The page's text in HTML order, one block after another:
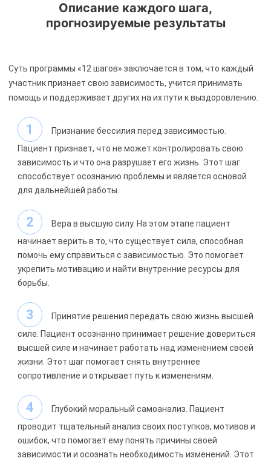
Описание каждого шага,
прогнозируемые результаты
Суть программы «12 шагов» заключается в том, что каждый
участник признает свою зависимость, учится принимать
помощь и поддерживает других на их пути к выздоровлению.
Признание бессилия перед зависимостью.
Пациент признает, что не может контролировать свою
зависимость и что она разрушает его жизнь. Этот шаг
способствует осознанию проблемы и является основой
для дальнейшей работы.
Вера в высшую силу. На этом этапе пациент
начинает верить в то, что существует сила, способная
помочь ему справиться с зависимостью. Это помогает
укрепить мотивацию и найти внутренние ресурсы для
борьбы.
Принятие решения передать свою жизнь высшей
силе. Пациент осознанно принимает решение довериться
высшей силе и начинает работать над изменением своей
жизни. Этот шаг помогает снять внутреннее
сопротивление и открывает путь к изменениям.
Глубокий моральный самоанализ. Пациент
проводит тщательный анализ своих поступков, мотивов и
ошибок, что помогает ему понять причины своей
зависимости и осознать необходимость изменений. Этот